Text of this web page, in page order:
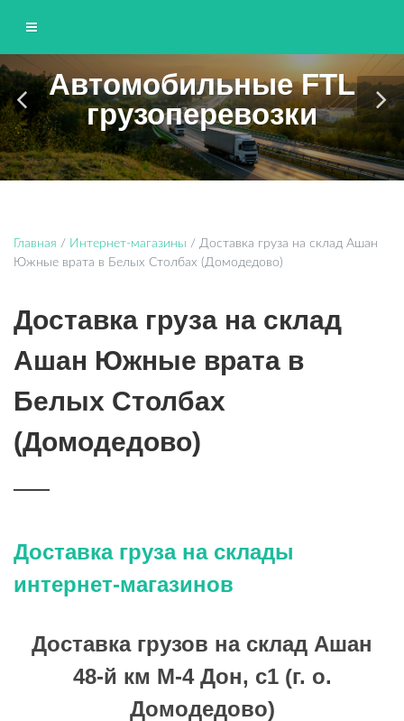
ЮНИТТРАНС
Грузоперевозки по Москве и области
Автомобильные FTL
грузоперевозки
Главная / Интернет-магазины / Доставка груза на склад Ашан
Южные врата в Белых Столбах (Домодедово)
Доставка груза на склад
Ашан Южные врата в
Белых Столбах
(Домодедово)
Доставка груза на склады
интернет-магазинов
Доставка грузов на склад Ашан
48-й км М-4 Дон, с1 (г. о.
Домодедово)